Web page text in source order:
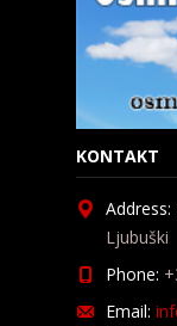
KONTAKT
Address:
Ljubuški
Phone:
Email: